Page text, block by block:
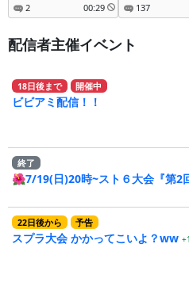
2 00:29 137
配信者主催イベント
18日後まで 開催中
ビビアミ配信！！
終了
🌺7/19(日)20時~スト６大会『第
22日後から 予告
スプラ大会 かかってこいよ？ww +1